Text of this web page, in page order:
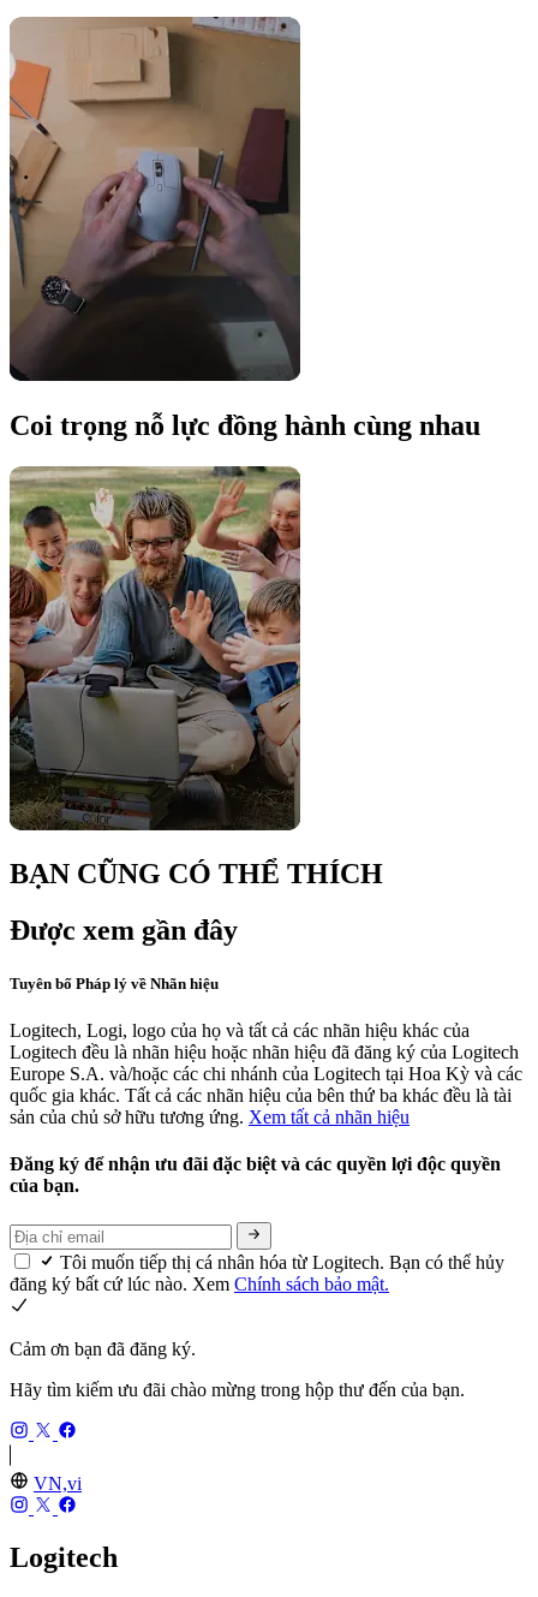
Coi trọng nỗ lực đồng hành cùng nhau
BẠN CŨNG CÓ THỂ THÍCH
Được xem gần đây
Tuyên bố Pháp lý về Nhãn hiệu
Logitech, Logi, logo của họ và tất cả các nhãn hiệu khác của
Logitech đều là nhãn hiệu hoặc nhãn hiệu đã đăng ký của Logitech
Europe S.A. và/hoặc các chi nhánh của Logitech tại Hoa Kỳ và các
quốc gia khác. Tất cả các nhãn hiệu của bên thứ ba khác đều là tài
sản của chủ sở hữu tương ứng. Xem tất cả nhãn hiệu
Đăng ký để nhận ưu đãi đặc biệt và các quyền lợi độc quyền
của bạn.
Tôi muốn tiếp thị cá nhân hóa từ Logitech. Bạn có thể hủy
đăng ký bất cứ lúc nào. Xem Chính sách bảo mật.
Cảm ơn bạn đã đăng ký.
Hãy tìm kiếm ưu đãi chào mừng trong hộp thư đến của bạn.
VN,vi
Logitech